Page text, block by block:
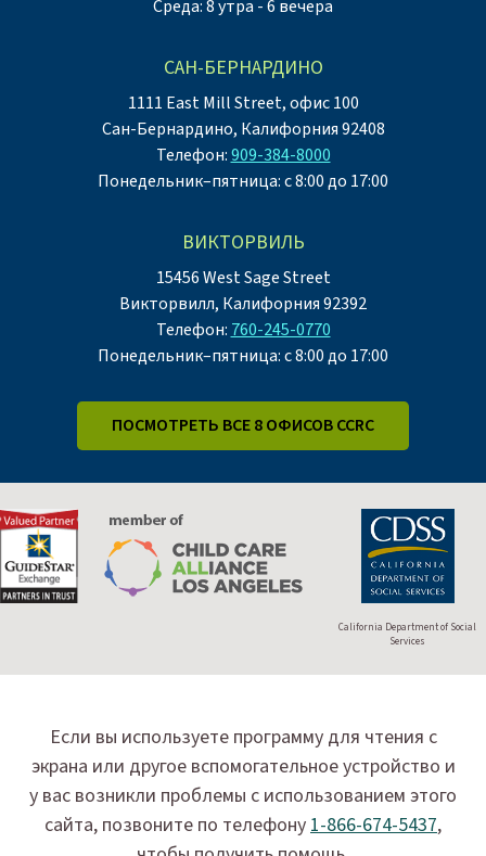
Среда: 8 утра - 6 вечера
САН-БЕРНАРДИНО
1111 East Mill Street, офис 100
Сан-Бернардино, Калифорния 92408
Телефон:909-384-8000
Понедельник–пятница: с 8:00 до 17:00
ВИКТОРВИЛЬ
15456 West Sage Street
Викторвилл, Калифорния 92392
Телефон: 760-245-0770
Понедельник–пятница: с 8:00 до 17:00
ПОСМОТРЕТЬ ВСЕ 8 ОФИСОВ CCRC
California Department of Social
Services
Если вы используете программу для чтения с
экрана или другое вспомогательное устройство и
у вас возникли проблемы с использованием этого
сайта, позвоните по телефону 1-866-674-5437,